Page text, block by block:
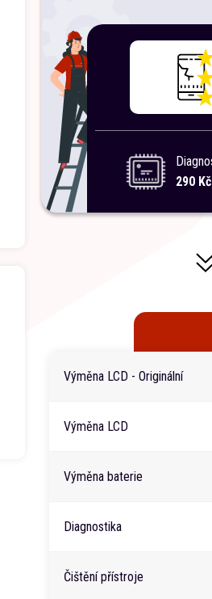
290 Kč
Výměna LCD - Originální
Výměna LCD
Výměna baterie
Diagnostika
Čištění přístroje